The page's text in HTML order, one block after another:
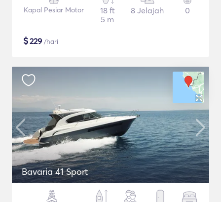
Kapal Pesiar Motor
18 ft
5 m
8 Jelajah 0
$229 /hari
Bavaria 41 Sport